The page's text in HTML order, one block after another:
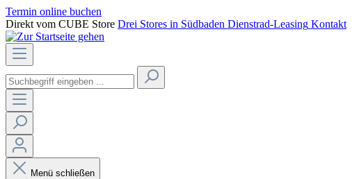
Termin online buchen
Direkt vom CUBE Store Drei Stores in Südbaden Dienstrad-Leasing Kontakt
Menü schließen